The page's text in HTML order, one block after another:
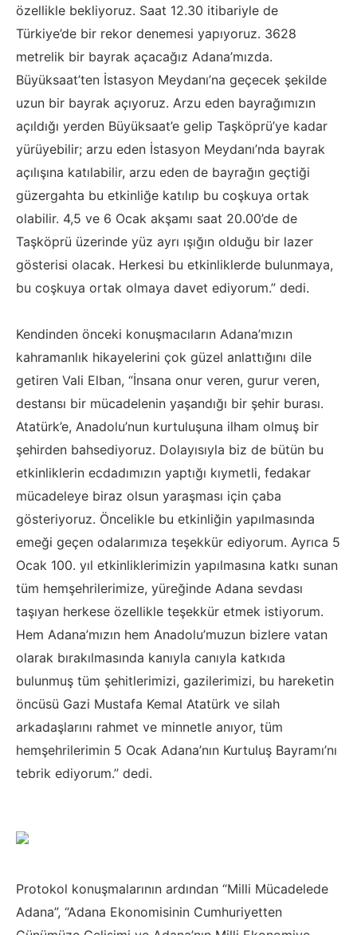
özellikle bekliyoruz. Saat 12.30 itibariyle de
Türkiye’de bir rekor denemesi yapıyoruz. 3628
metrelik bir bayrak açacağız Adana’mızda.
Büyüksaat’ten İstasyon Meydanı’na geçecek şekilde
uzun bir bayrak açıyoruz. Arzu eden bayrağımızın
açıldığı yerden Büyüksaat’e gelip Taşköprü’ye kadar
yürüyebilir; arzu eden İstasyon Meydanı’nda bayrak
açılışına katılabilir, arzu eden de bayrağın geçtiği
güzergahta bu etkinliğe katılıp bu coşkuya ortak
olabilir. 4,5 ve 6 Ocak akşamı saat 20.00’de de
Taşköprü üzerinde yüz ayrı ışığın olduğu bir lazer
gösterisi olacak. Herkesi bu etkinliklerde bulunmaya,
bu coşkuya ortak olmaya davet ediyorum.” dedi.
Kendinden önceki konuşmacıların Adana’mızın
kahramanlık hikayelerini çok güzel anlattığını dile
getiren Vali Elban, “İnsana onur veren, gurur veren,
destansı bir mücadelenin yaşandığı bir şehir burası.
Atatürk’e, Anadolu’nun kurtuluşuna ilham olmuş bir
şehirden bahsediyoruz. Dolayısıyla biz de bütün bu
etkinliklerin ecdadımızın yaptığı kıymetli, fedakar
mücadeleye biraz olsun yaraşması için çaba
gösteriyoruz. Öncelikle bu etkinliğin yapılmasında
emeği geçen odalarımıza teşekkür ediyorum. Ayrıca 5
Ocak 100. yıl etkinliklerimizin yapılmasına katkı sunan
tüm hemşehrilerimize, yüreğinde Adana sevdası
taşıyan herkese özellikle teşekkür etmek istiyorum.
Hem Adana’mızın hem Anadolu’muzun bizlere vatan
olarak bırakılmasında kanıyla canıyla katkıda
bulunmuş tüm şehitlerimizi, gazilerimizi, bu hareketin
öncüsü Gazi Mustafa Kemal Atatürk ve silah
arkadaşlarını rahmet ve minnetle anıyor, tüm
hemşehrilerimin 5 Ocak Adana’nın Kurtuluş Bayramı’nı
tebrik ediyorum.” dedi.
Protokol konuşmalarının ardından “Milli Mücadelede
Adana”, “Adana Ekonomisinin Cumhuriyetten